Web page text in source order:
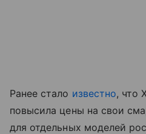
Ранее стало известно, что
повысила цены на свои
для отдельных моделей